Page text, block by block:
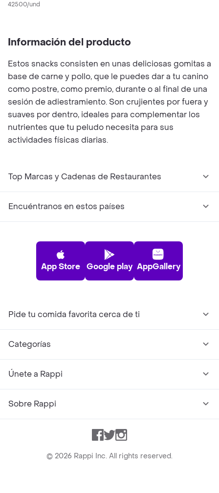
42500/und
Información del producto
Estos snacks consisten en unas deliciosas gomitas a
base de carne y pollo, que le puedes dar a tu canino
como postre, como premio, durante o al final de una
sesión de adiestramiento. Son crujientes por fuera y
suaves por dentro, ideales para complementar los
nutrientes que tu peludo necesita para sus
actividades físicas diarias.
Top Marcas y Cadenas de Restaurantes
Encuéntranos en estos países
App Store Google play AppGallery
Pide tu comida favorita cerca de ti
Categorías
Únete a Rappi
Sobre Rappi
Facebook
TwitterInstagram
© 2026 Rappi Inc. All rights reserved.